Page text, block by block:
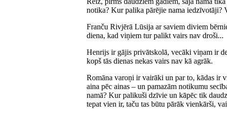
notika? Kur palika pārējie nama iedzīvotāji?
Franču Rivjērā Lūsija ar saviem diviem
diena, kad viņiem tur palikt vairs nav droši...
Henrijs ir gājis privātskolā, vecāki viņam ir
kopš tās dienas nekas vairs nav kā agrāk.
Romāna varoņi ir vairāki un par to, kādas ir
aina pēc ainas – un pamazām notikumu
namā? Kur palikuši dzīvie un kāpēc tik
tepat vien ir, taču tas būtu pārāk vienkārši,